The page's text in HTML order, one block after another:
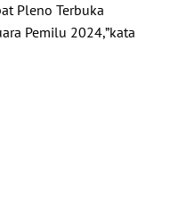
Pleno Terbuka
Pemilu 2024,”kata